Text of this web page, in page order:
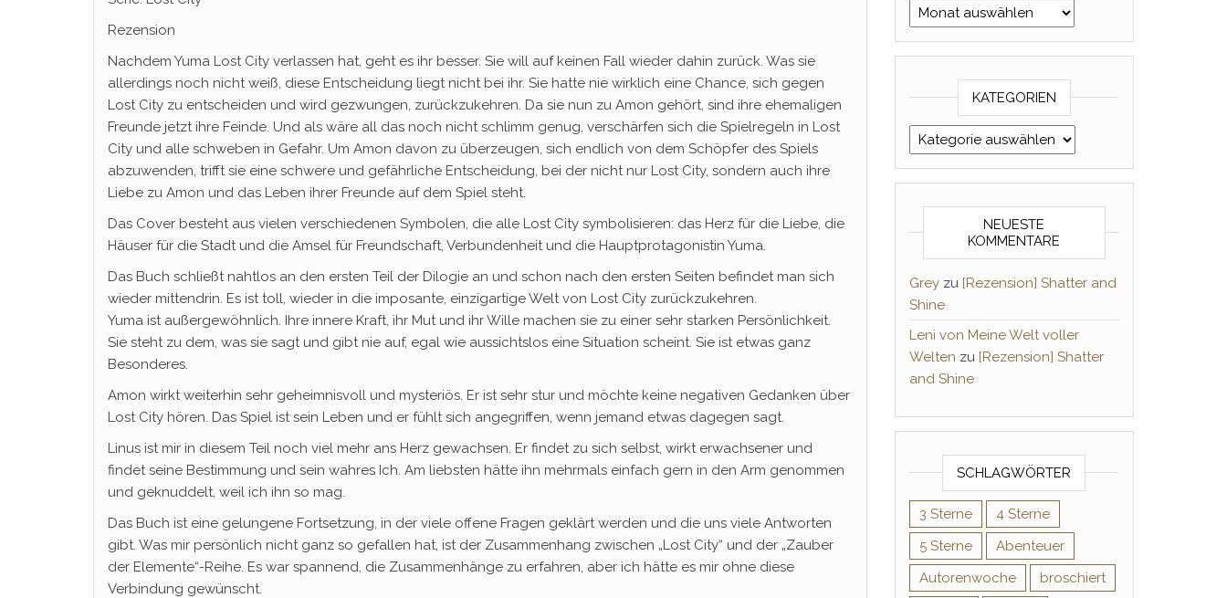
Rezension
Nachdem Yuma Lost City verlassen hat, geht es ihr besser. Sie will auf keinen Fall wieder dahin zurück. Was sie
allerdings noch nicht weiß, diese Entscheidung liegt nicht bei ihr. Sie hatte nie wirklich eine Chance, sich gegen
Lost City zu entscheiden und wird gezwungen, zurückzukehren. Da sie nun zu Amon gehört, sind ihre ehemaligen
Freunde jetzt ihre Feinde. Und als wäre all das noch nicht schlimm genug, verschärfen sich die Spielregeln in Lost
City und alle schweben in Gefahr. Um Amon davon zu überzeugen, sich endlich von dem Schöpfer des Spiels
abzuwenden, trifft sie eine schwere und gefährliche Entscheidung, bei der nicht nur Lost City, sondern auch ihre
Liebe zu Amon und das Leben ihrer Freunde auf dem Spiel steht.
Das Cover besteht aus vielen verschiedenen Symbolen, die alle Lost City symbolisieren: das Herz für die Liebe, die
Häuser für die Stadt und die Amsel für Freundschaft, Verbundenheit und die Hauptprotagonistin Yuma.
Das Buch schließt nahtlos an den ersten Teil der Dilogie an und schon nach den ersten Seiten befindet man sich
wieder mittendrin. Es ist toll, wieder in die imposante, einzigartige Welt von Lost City zurückzukehren.
Yuma ist außergewöhnlich. Ihre innere Kraft, ihr Mut und ihr Wille machen sie zu einer sehr starken Persönlichkeit.
Sie steht zu dem, was sie sagt und gibt nie auf, egal wie aussichtslos eine Situation scheint. Sie ist etwas ganz
Besonderes.
Amon wirkt weiterhin sehr geheimnisvoll und mysteriös. Er ist sehr stur und möchte keine negativen Gedanken über
Lost City hören. Das Spiel ist sein Leben und er fühlt sich angegriffen, wenn jemand etwas dagegen sagt.
Linus ist mir in diesem Teil noch viel mehr ans Herz gewachsen. Er findet zu sich selbst, wirkt erwachsener und
findet seine Bestimmung und sein wahres Ich. Am liebsten hätte ihn mehrmals einfach gern in den Arm genommen
und geknuddelt, weil ich ihn so mag.
Das Buch ist eine gelungene Fortsetzung, in der viele offene Fragen geklärt werden und die uns viele Antworten
gibt. Was mir persönlich nicht ganz so gefallen hat, ist der Zusammenhang zwischen „Lost City“ und der „Zauber
der Elemente“-Reihe. Es war spannend, die Zusammenhänge zu erfahren, aber ich hätte es mir ohne diese
Verbindung gewünscht.
Archiv Monat/Jahr
KATEGORIEN
Kategorien
NEUESTE
KOMMENTARE
Greyzu [Rezension] Shatter and
Shine
Leni von Meine Welt voller
Welten zu [Rezension] Shatter
and Shine
SCHLAGWÖRTER
3 Sterne
4 Sterne
5 Sterne
Abenteuer
Autorenwoche
broschiert